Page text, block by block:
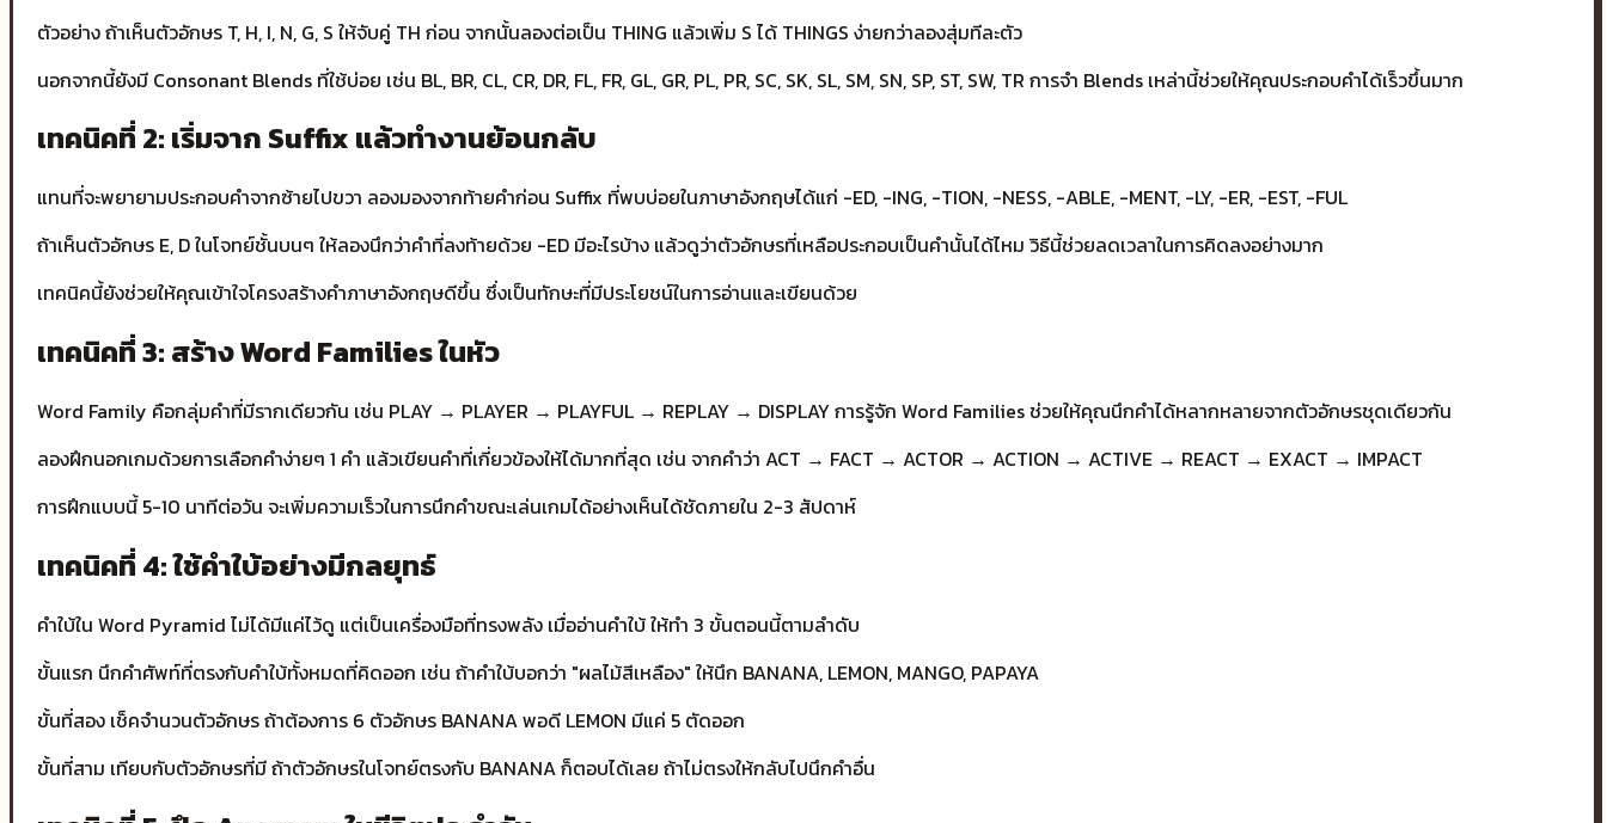
ตัวอย่าง ถ้าเห็นตัวอักษร T, H, I, N, G, S ให้จับคู่ TH ก่อน จากนั้นลองต่อเป็น THING แล้วเพิ่ม S ได้ THINGS ง่ายกว่าลองสุ่มทีละตัว
นอกจากนี้ยังมี Consonant Blends ที่ใช้บ่อย เช่น BL, BR, CL, CR, DR, FL, FR, GL, GR, PL, PR, SC, SK, SL, SM, SN, SP, ST, SW, TR การจำ Blends เหล่านี้ช่วยให้คุณประกอบคำได้เร็วขึ้นมาก
เทคนิคที่ 2: เริ่มจาก Suffix แล้วทำงานย้อนกลับ
แทนที่จะพยายามประกอบคำจากซ้ายไปขวา ลองมองจากท้ายคำก่อน Suffix ที่พบบ่อยในภาษาอังกฤษได้แก่ -ED, -ING, -TION, -NESS, -ABLE, -MENT, -LY, -ER, -EST, -FUL
ถ้าเห็นตัวอักษร E, D ในโจทย์ชั้นบนๆ ให้ลองนึกว่าคำที่ลงท้ายด้วย -ED มีอะไรบ้าง แล้วดูว่าตัวอักษรที่เหลือประกอบเป็นคำนั้นได้ไหม วิธีนี้ช่วยลดเวลาในการคิดลงอย่างมาก
เทคนิคนี้ยังช่วยให้คุณเข้าใจโครงสร้างคำภาษาอังกฤษดีขึ้น ซึ่งเป็นทักษะที่มีประโยชน์ในการอ่านและเขียนด้วย
เทคนิคที่ 3: สร้าง Word Families ในหัว
Word Family คือกลุ่มคำที่มีรากเดียวกัน เช่น PLAY → PLAYER → PLAYFUL → REPLAY → DISPLAY การรู้จัก Word Families ช่วยให้คุณนึกคำได้หลากหลายจากตัวอักษรชุดเดียวกัน
ลองฝึกนอกเกมด้วยการเลือกคำง่ายๆ 1 คำ แล้วเขียนคำที่เกี่ยวข้องให้ได้มากที่สุด เช่น จากคำว่า ACT → FACT → ACTOR → ACTION → ACTIVE → REACT → EXACT → IMPACT
การฝึกแบบนี้ 5-10 นาทีต่อวัน จะเพิ่มความเร็วในการนึกคำขณะเล่นเกมได้อย่างเห็นได้ชัดภายใน 2-3 สัปดาห์
เทคนิคที่ 4: ใช้คำใบ้อย่างมีกลยุทธ์
คำใบ้ใน Word Pyramid ไม่ได้มีแค่ไว้ดู แต่เป็นเครื่องมือที่ทรงพลัง เมื่ออ่านคำใบ้ ให้ทำ 3 ขั้นตอนนี้ตามลำดับ
ขั้นแรก นึกคำศัพท์ที่ตรงกับคำใบ้ทั้งหมดที่คิดออก เช่น ถ้าคำใบ้บอกว่า "ผลไม้สีเหลือง" ให้นึก BANANA, LEMON, MANGO, PAPAYA
ขั้นที่สอง เช็คจำนวนตัวอักษร ถ้าต้องการ 6 ตัวอักษร BANANA พอดี LEMON มีแค่ 5 ตัดออก
ขั้นที่สาม เทียบกับตัวอักษรที่มี ถ้าตัวอักษรในโจทย์ตรงกับ BANANA ก็ตอบได้เลย ถ้าไม่ตรงให้กลับไปนึกคำอื่น